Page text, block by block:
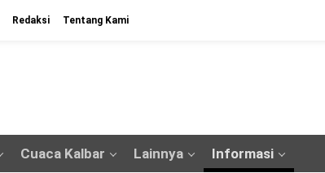
Redaksi Tentang Kami
Cuaca Kalbar Lainnya Informasi